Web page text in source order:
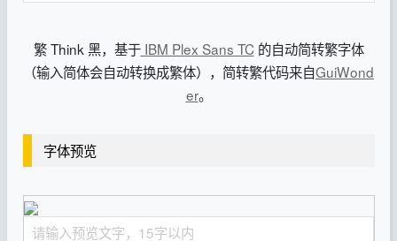
繁 Think 黑，基于IBM Plex Sans TC的自动简转繁字体
（输入简体会自动转换成繁体），简转繁代码来自GuiWond
er。
字体预览